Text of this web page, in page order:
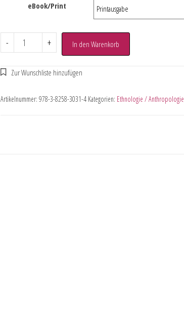
eBook/Print
- + In den Warenkorb
Artikelnummer: 978-3-8258-3031-4 Kategorien: Ethnologie / Anthropologie